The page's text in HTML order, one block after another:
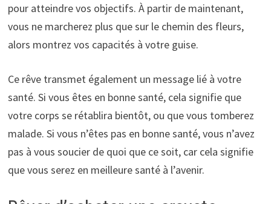
pour atteindre vos objectifs. À partir de maintenant,
vous ne marcherez plus que sur le chemin des fleurs,
alors montrez vos capacités à votre guise.
Ce rêve transmet également un message lié à votre
santé. Si vous êtes en bonne santé, cela signifie que
votre corps se rétablira bientôt, ou que vous tomberez
malade. Si vous n’êtes pas en bonne santé, vous n’avez
pas à vous soucier de quoi que ce soit, car cela signifie
que vous serez en meilleure santé à l’avenir.